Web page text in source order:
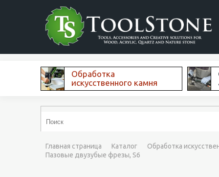
Обработка
искусственного камня
Главная страница Каталог
Обработка
Пазовые двузубые фрезы, S6